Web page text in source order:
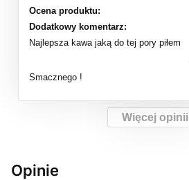
Ocena produktu:
Dodatkowy komentarz:
Najlepsza kawa jaką do tej pory piłem
Smacznego !
Więcej opinii
Opinie